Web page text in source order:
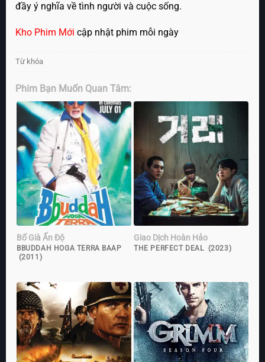
đầy ý nghĩa về tình người và cuộc sống.
Kho Phim Mới cập nhật phim mỗi ngày
Từ khóa
Phim Bạn Muốn Quan Tâm:
Bố Già Ấn Độ
BBUDDAH HOGA TERRA BAAP
(2011)
Giao Dịch Hoàn Hảo
THE PERFECT DEAL (2023)